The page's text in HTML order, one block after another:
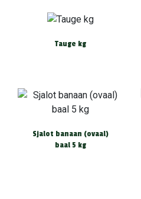
Tauge kg
Sjalot banaan (ovaal)
baal 5 kg